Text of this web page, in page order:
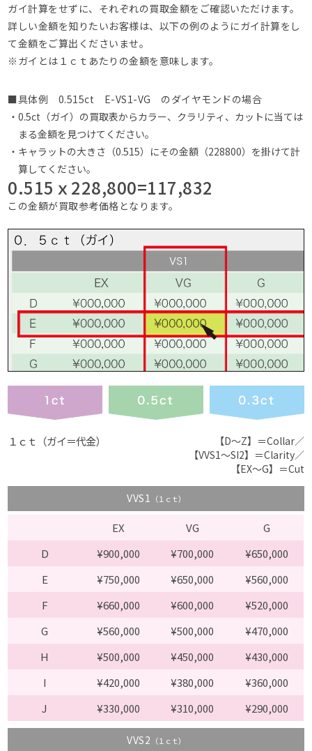
ガイ計算をせずに、それぞれの買取金額をご確認いただけます。
詳しい金額を知りたいお客様は、以下の例のようにガイ計算をし
て金額をご算出くださいませ。
※ガイとは１ｃｔあたりの金額を意味します。
■具体例 0.515ct E-VS1-VG のダイヤモンドの場合
・0.5ct（ガイ）の買取表からカラー、クラリティ、カットに当ては
まる金額を見つけてください。
・キャラットの大きさ（0.515）にその金額（228800）を掛けて計
算してください。
0.515ｘ228,800=117,832
この金額が買取参考価格となります。
１ｃｔ（ガイ＝代金）
【D〜Z】＝Collar／
【VVS1〜SI2】＝Clarity／
【EX〜G】＝Cut
VVS1 （１ｃｔ）
EX VG
G
D
¥900,000 ¥700,000
¥650,000
E
¥750,000 ¥650,000
¥560,000
F
¥660,000 ¥600,000
¥520,000
G
¥560,000 ¥500,000
¥470,000
H
¥500,000 ¥450,000
¥430,000
I
¥420,000 ¥380,000
¥360,000
J
¥330,000 ¥310,000 ¥290,000
VVS2 （１ｃｔ）